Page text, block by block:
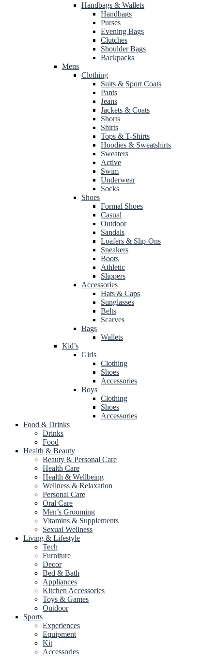
Handbags & Wallets
Handbags
Purses
Evening Bags
Clutches
Shoulder Bags
Backpacks
Mens
Clothing
Suits & Sport Coats
Pants
Jeans
Jackets & Coats
Shorts
Shirts
Tops & T-Shirts
Hoodies & Sweatshirts
Sweaters
Active
Swim
Underwear
Socks
Shoes
Formal Shoes
Casual
Outdoor
Sandals
Loafers & Slip-Ons
Sneakers
Boots
Athletic
Slippers
Accessories
Hats & Caps
Sunglasses
Belts
Scarves
Bags
Wallets
Kid’s
Girls
Clothing
Shoes
Accessories
Boys
Clothing
Shoes
Accessories
Food & Drinks
Drinks
Food
Health & Beauty
Beauty & Personal Care
Health Care
Health & Wellbeing
Wellness & Relaxation
Personal Care
Oral Care
Men’s Grooming
Vitamins & Supplements
Sexual Wellness
Living & Lifestyle
Tech
Furniture
Decor
Bed & Bath
Appliances
Kitchen Accessories
Toys & Games
Outdoor
Sports
Experiences
Equipment
Kit
Accessories